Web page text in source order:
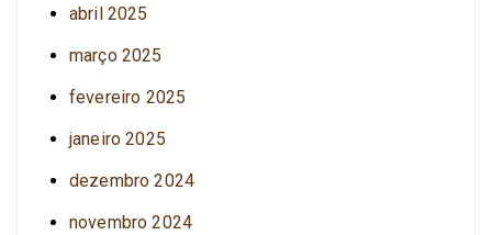
abril 2025
março 2025
fevereiro 2025
janeiro 2025
dezembro 2024
novembro 2024